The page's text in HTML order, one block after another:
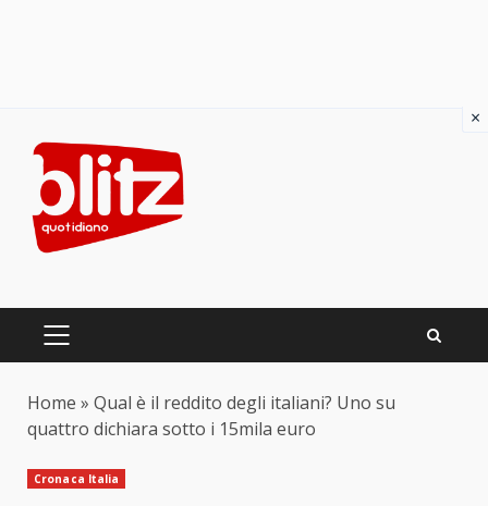
content
PRIMARY
Home » Qual è il reddito degli italiani? Uno su
quattro dichiara sotto i 15mila euro
Cronaca Italia
×